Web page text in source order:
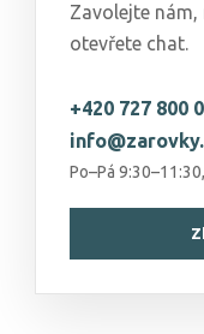
Zavolejte
otevřete chat.
+420 727 800
Po–Pá